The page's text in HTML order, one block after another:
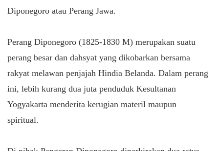
Diponegoro atau Perang Jawa.
Perang Diponegoro (1825-1830 M) merupakan suatu
perang besar dan dahsyat yang dikobarkan bersama
rakyat melawan penjajah Hindia Belanda. Dalam perang
ini, lebih kurang dua juta penduduk Kesultanan
Yogyakarta menderita kerugian materil maupun
spiritual.